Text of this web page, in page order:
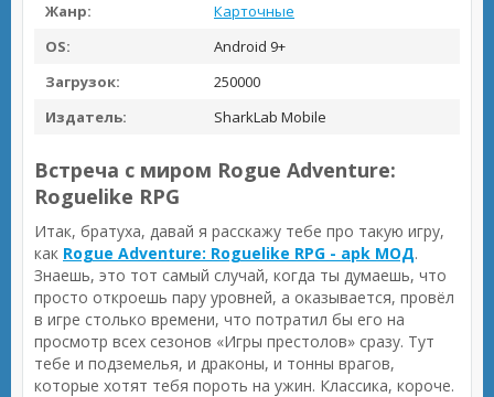
Жанр:
Карточные
OS:
Android 9+
Загрузок:
250000
Издатель:
SharkLab Mobile
Встреча с миром Rogue Adventure:
Roguelike RPG
Итак, братуха, давай я расскажу тебе про такую игру,
как Rogue Adventure: Roguelike RPG - apk МОД.
Знаешь, это тот самый случай, когда ты думаешь, что
просто откроешь пару уровней, а оказывается, провёл
в игре столько времени, что потратил бы его на
просмотр всех сезонов «Игры престолов» сразу. Тут
тебе и подземелья, и драконы, и тонны врагов,
которые хотят тебя пороть на ужин. Классика, короче.